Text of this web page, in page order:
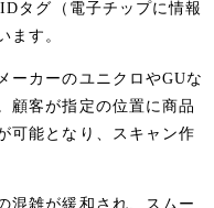
タグ（電子チップに情報
ます。
ーカーのユニクロやGUな
顧客が指定の位置に商品
可能となり、スキャン作
混雑が緩和され、スムー